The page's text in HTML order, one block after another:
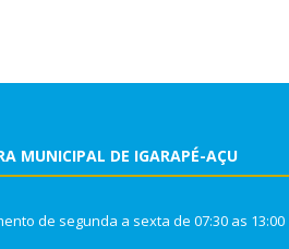
MUNICIPAL DE IGARAPÉ-AÇU
de segunda a sexta de 07:30 as 13:00